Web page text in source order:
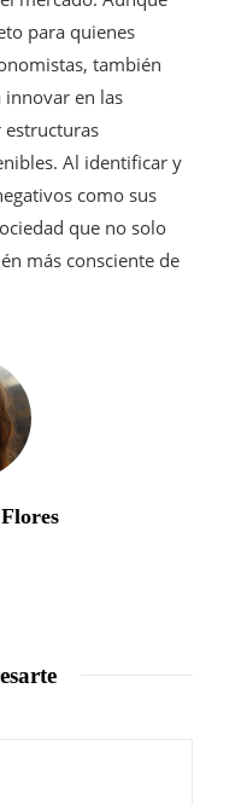
para quienes
también
en las
estructuras
Al identificar y
como sus
que no solo
más consciente de